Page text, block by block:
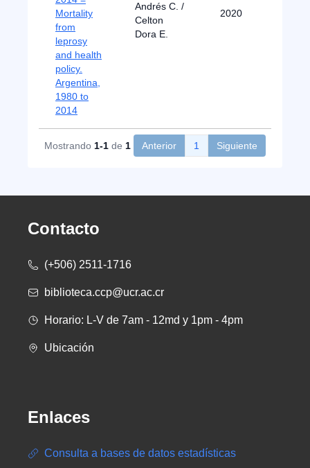
Mortality
from
leprosy
and health
policy.
Argentina,
1980 to
2014
Andrés C. /
Celton
Dora E.
2020
Mostrando 1-1 de 1 Anterior 1 Siguiente
Contacto
(+506) 2511-1716
biblioteca.ccp@ucr.ac.cr
Horario: L-V de 7am - 12md y 1pm - 4pm
Ubicación
Enlaces
Consulta a bases de datos estadísticas